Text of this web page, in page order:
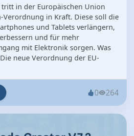
tritt in der Europäischen Union
Verordnung in Kraft. Diese soll die
und Tablets verlängern,
und für mehr
mit Elektronik sorgen. Was
neue Verordnung der EU-
0 264